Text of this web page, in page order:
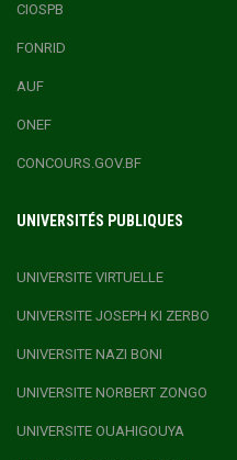
CIOSPB
FONRID
AUF
ONEF
CONCOURS.GOV.BF
UNIVERSITÉS PUBLIQUES
UNIVERSITE VIRTUELLE
UNIVERSITE JOSEPH KI ZERBO
UNIVERSITE NAZI BONI
UNIVERSITE NORBERT ZONGO
UNIVERSITE OUAHIGOUYA